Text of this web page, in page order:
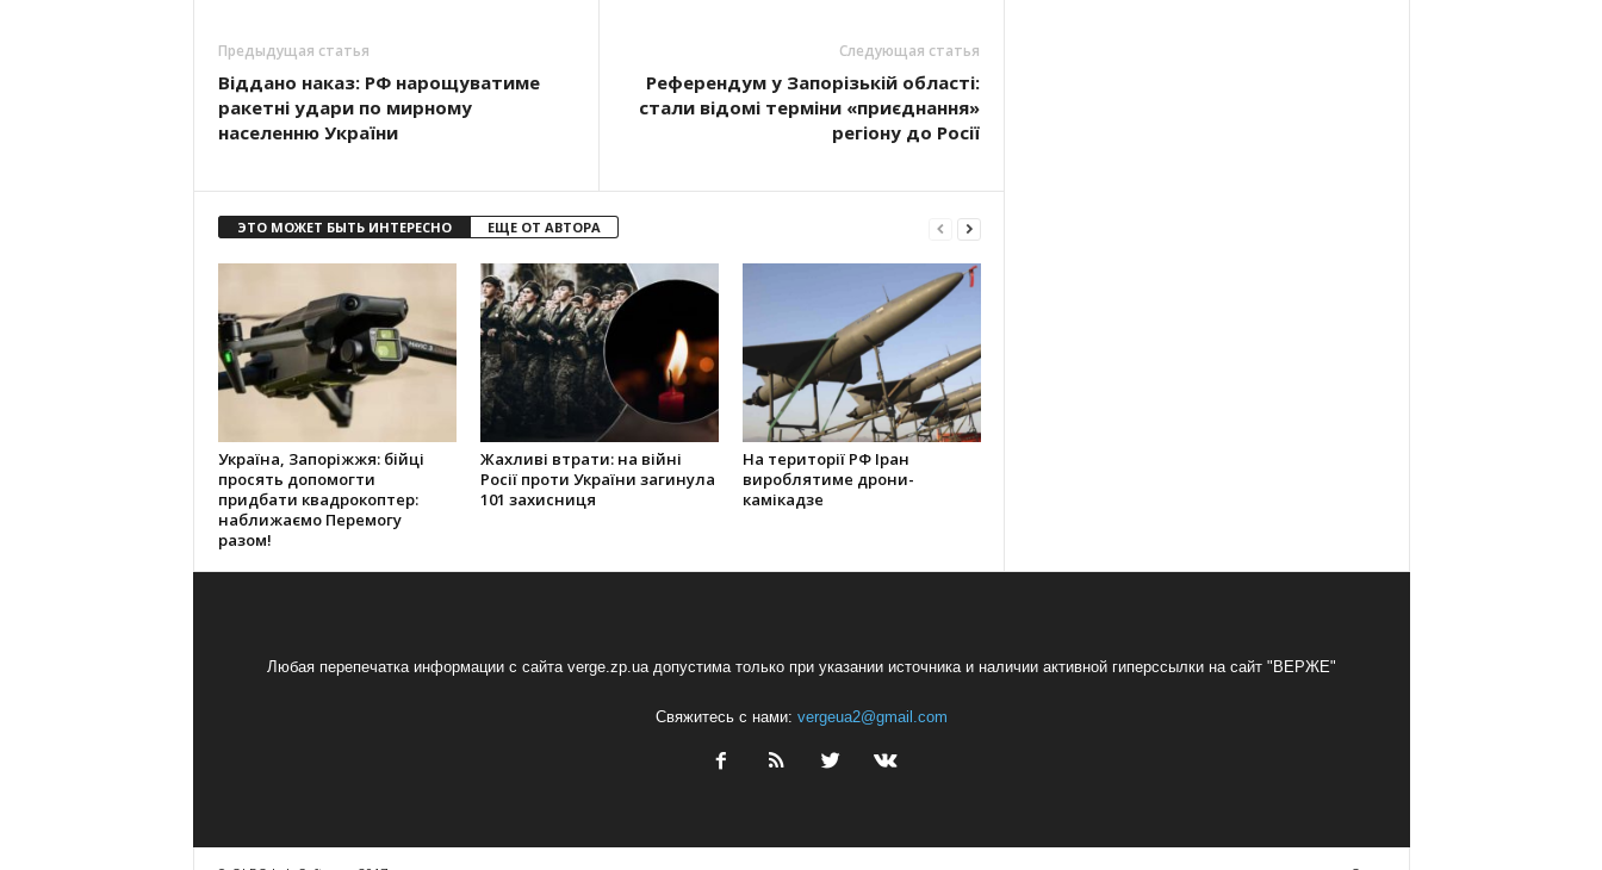
Предыдущая статья
Віддано наказ: РФ нарощуватиме
ракетні удари по мирному
населенню України
Следующая статья
Референдум у Запорізькій області:
стали відомі терміни «приєднання»
регіону до Росії
ЭТО МОЖЕТ БЫТЬ ИНТЕРЕСНО ЕЩЕ ОТ АВТОРА
Україна, Запоріжжя: бійці
просять допомогти
придбати квадрокоптер:
наближаємо Перемогу
разом!
Жахливі втрати: на війні
Росії проти України загинула
101 захисниця
На території РФ Іран
вироблятиме дрони-
камікадзе
Любая перепечатка информации с сайта verge.zp.ua допустима только при указании источника и наличии активной гиперссылки на сайт "ВЕРЖЕ"
Свяжитесь с нами: vergeua2@gmail.com